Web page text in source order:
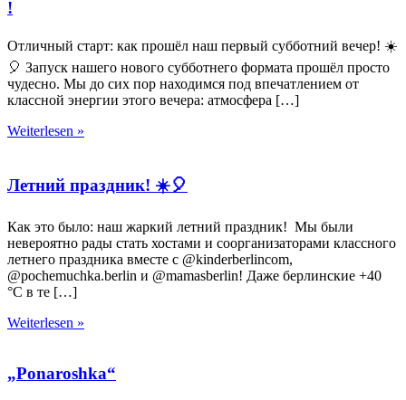
!
Отличный старт: как прошёл наш первый субботний вечер! ☀️
🎈 Запуск нашего нового субботнего формата прошёл просто
чудесно. Мы до сих пор находимся под впечатлением от
классной энергии этого вечера: атмосфера […]
Weiterlesen »
Летний праздник! ☀️🎈
Как это было: наш жаркий летний праздник! Мы были
невероятно рады стать хостами и соорганизаторами классного
летнего праздника вместе с @kinderberlincom,
@pochemuchka.berlin и @mamasberlin! Даже берлинские +40
°C в те […]
Weiterlesen »
„Ponaroshka“